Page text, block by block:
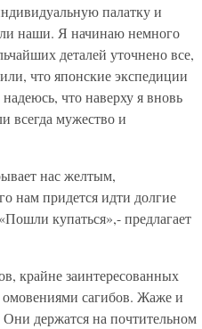
палатку и
наши. Я начинаю немного
деталей уточнено все,
что японские экспедиции
что наверху я вновь
всегда мужество и
нас желтым,
нам придется идти долгие
купаться»,- предлагает
крайне заинтересованных
сагибов. Жаже и
держатся на почтительном